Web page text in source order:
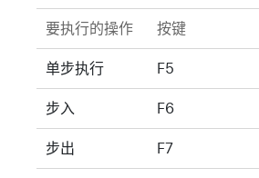
要执行的操作 按键
单步执行 F5
步入 F6
步出 F7